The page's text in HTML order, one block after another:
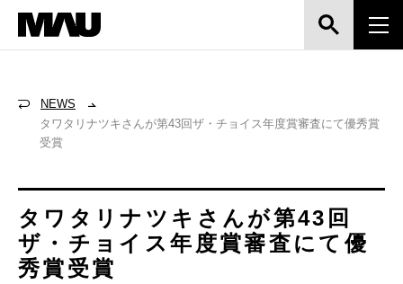
NEWS
タワタリナツキさんが第43回ザ・チョイス年度賞審査にて優秀賞
受賞
タワタリナツキさんが第43回
ザ・チョイス年度賞審査にて優
秀賞受賞